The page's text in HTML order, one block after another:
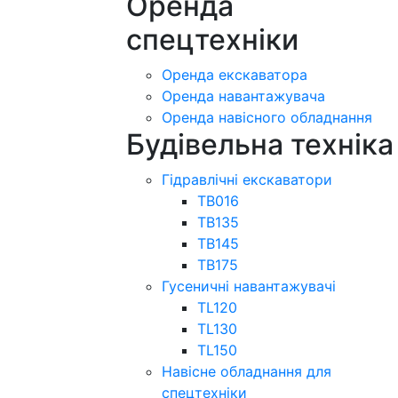
спецтехніки
Оренда екскаватора
Оренда навантажувача
Оренда навісного обладнання
Будівельна техніка
Гідравлічні екскаватори
TB016
TB135
TB145
TB175
Гусеничні навантажувачі
TL120
TL130
TL150
Навісне обладнання для
спецтехніки